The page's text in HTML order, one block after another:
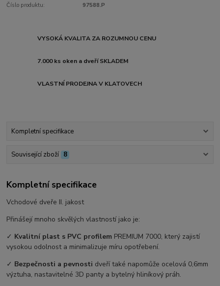
Číslo produktu: 97588.P
VYSOKÁ KVALITA ZA ROZUMNOU CENU
7.000 ks oken a dveří SKLADEM
VLASTNÍ PRODEJNA V KLATOVECH
Kompletní specifikace
Související zboží 8
Kompletní specifikace
Vchodové dveře II. jakost
Přinášejí mnoho skvělých vlastností jako je:
✓ Kvalitní plast s PVC profilem PREMIUM 7000, který zajistí
vysokou odolnost a minimalizuje míru opotřebení.
✓ Bezpečnosti a pevnosti dveří také napomůže ocelová 0,6mm
výztuha, nastavitelné 3D panty a bytelný hliníkový práh.